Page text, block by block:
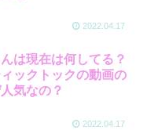
2022.04.17
は現在は何してる？
ックトックの動画の
気なの？
2022.04.17